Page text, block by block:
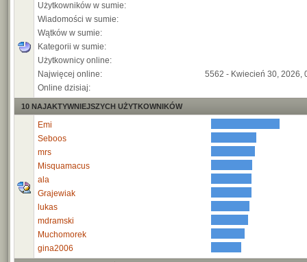
Użytkowników w sumie:
Wiadomości w sumie:
Wątków w sumie:
Kategorii w sumie:
Użytkownicy online:
Najwięcej online:
5562 - Kwiecień 30, 2026,
Online dzisiaj:
10 NAJAKTYWNIEJSZYCH UŻYTKOWNIKÓW
Emi
Seboos
mrs
Misquamacus
ala
Grajewiak
lukas
mdramski
Muchomorek
gina2006